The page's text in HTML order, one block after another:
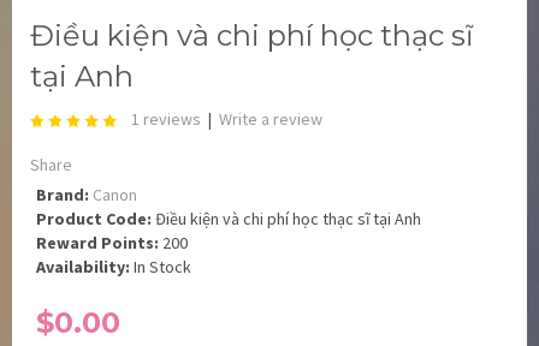
Điều kiện và chi phí học thạc sĩ
tại Anh
1 reviews | Write a review
Share
Brand: Canon
Product Code: Điều kiện và chi phí học thạc sĩ tại Anh
Reward Points: 200
Availability: In Stock
$0.00